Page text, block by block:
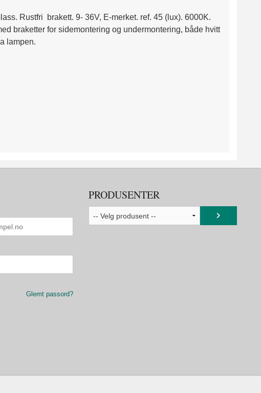
Rustfri brakett. 9- 36V, E-merket. ref. 45 (lux). 6000K.
braketter for sidemontering og undermontering, både hvitt
lampen.
Glemt passord?
PRODUSENTER